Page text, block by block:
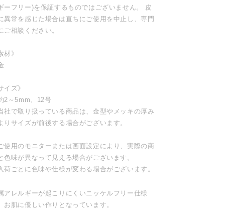
ーフリー)を保証するものではございません。 皮
異常を感じた場合は直ちにご使用を中止し、専門
ご相談ください。
材》
イズ》
2～5mm、12号
社で取り扱っている商品は、金型やメッキの厚み
りサイズが前後する場合がございます。
使用のモニターまたは画面設定により、実際の商
色味が異なって見える場合がございます。
荷ごとに色味や仕様が変わる場合がございます。
アレルギーが起こりにくいニッケルフリー仕様
お肌に優しい作りとなっています。